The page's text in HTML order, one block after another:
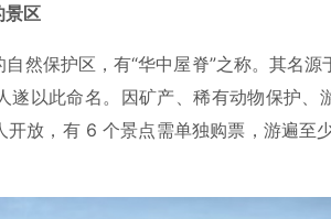
区
然保护区，有“华中屋脊”之称。其名源
遂以此命名。因矿产、稀有动物保护、
放，有 6 个景点需单独购票，游遍至